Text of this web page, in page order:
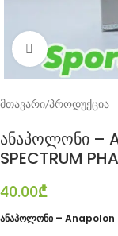
Click to
მთავარი/პროდუქცია
ანაპოლონი –
SPECTRUM
40.00₾
ანაპოლონი – Anapolon